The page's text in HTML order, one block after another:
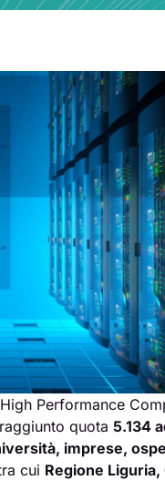
Performance
quota5.134
imprese,
cui Regione